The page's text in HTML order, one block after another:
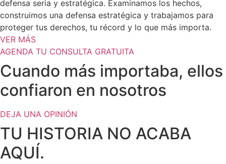
defensa seria y estratégica. Examinamos los hechos,
construimos una defensa estratégica y trabajamos para
proteger tus derechos, tu récord y lo que más importa.
VER MÁS
AGENDA TU CONSULTA GRATUITA
Cuando más importaba, ellos
confiaron en nosotros
DEJA UNA OPINIÓN
TU HISTORIA NO ACABA
AQUÍ.